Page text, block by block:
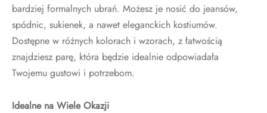
bardziej formalnych ubrań. Możesz je nosić do jeansów,
spódnic, sukienek, a nawet eleganckich kostiumów.
Dostępne w różnych kolorach i wzorach, z łatwością
znajdziesz parę, która będzie idealnie odpowiadała
Twojemu gustowi i potrzebom.
Idealne na Wiele Okazji